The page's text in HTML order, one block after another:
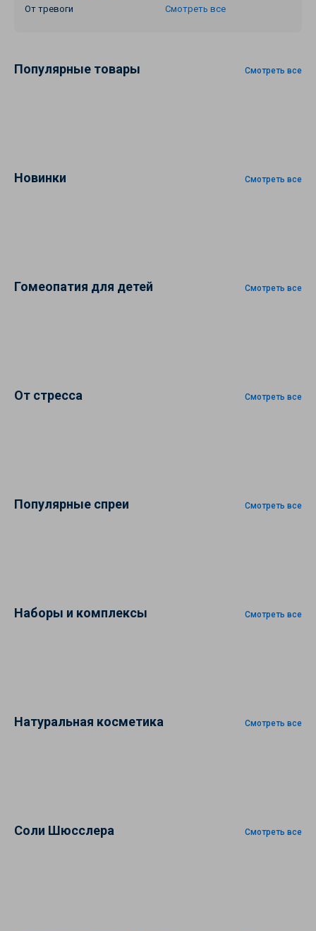
От тревоги
Смотреть все
Популярные товары Смотреть все
Новинки Смотреть все
Гомеопатия для детей Смотреть все
От стресса Смотреть все
Популярные спреи Смотреть все
Наборы и комплексы Смотреть все
Натуральная косметика Смотреть все
Соли Шюсслера Смотреть все